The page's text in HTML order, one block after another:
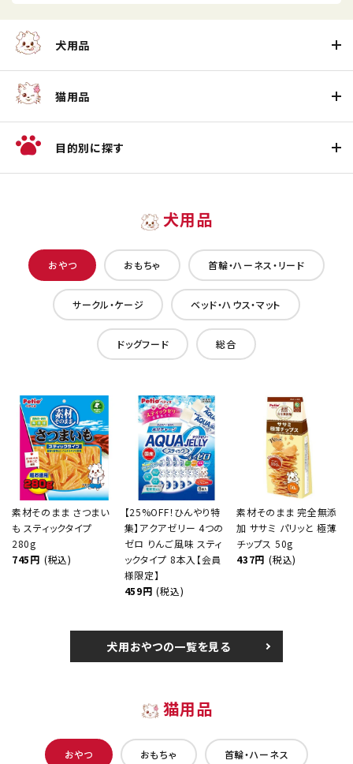
犬用品
猫用品
目的別に探す
犬用品
おやつ おもちゃ 首輪・ハーネス・リード
サークル・ケージ ベッド・ハウス・マット
ドッグフード 総合
素材そのまま さつまい
も スティックタイプ
280g
745円 (税込)
【25%OFF！ひんやり特
集】アクアゼリー 4つの
ゼロ りんご風味 スティ
ックタイプ 8本入【会員
様限定】
459円 (税込)
素材そのまま 完全無添
加 ササミ パリッと 極薄
チップス 50g
437円 (税込)
犬用おやつの一覧を見る
猫用品
おやつ おもちゃ 首輪・ハーネス